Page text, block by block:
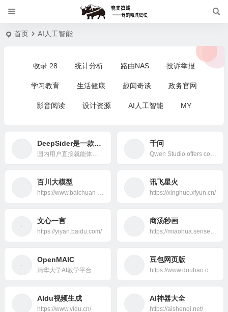
首页 AI人工智能
收录28 统计分析 路由NAS 投诉举报
学习教育 生活健康 趣闻奇谈 政务官网
影音阅读 设计资源 AI人工智能 MY
DeepSider是一款浏览器侧边栏插件，支持与多款热门AI模型进行聊天对话和图像生成。
国内用户直接就能体验最新的Nano Banana、GPT-5、Grok4、Claude 4、GPT-4o画图、Gemini 2.5 Pro、DeepSeek V3.1等等热门模型。
千问
Qwen Studio offers comprehensive functionality spanning chatbot, image and video understanding, image generation, document processing, web search integration, tool utilization, and artifacts.
百川大模型
https://www.baichuan-ai.com/home
讯飞星火
https://xinghuo.xfyun.cn/
文心一言
https://yiyan.baidu.com/
商汤秒画
https://miaohua.sensetime.com/
OpenMAIC
清华大学AI教学平台
豆包网页版
https://www.doubao.com/chat/
AIdu视频生成
https://www.vidu.cn/
AI神器大全
https://aishenqi.net/